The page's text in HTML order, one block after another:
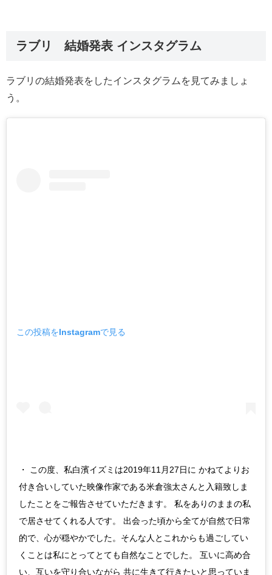
ラブリ 結婚発表 インスタグラム
ラブリの結婚発表をしたインスタグラムを見てみましょ
う。
この投稿をInstagramで見る
・ この度、私白濱イズミは2019年11月27日に かねてよりお
付き合いしていた映像作家である米倉強太さんと入籍致しま
したことをご報告させていただきます。 私をありのままの私
で居させてくれる人です。 出会った頃から全てが自然で日常
的で、心が穏やかでした。そんな人とこれからも過ごしてい
くことは私にとってとても自然なことでした。 互いに高め合
い、互いを守り合いながら 共に生きて行きたいと思っていま